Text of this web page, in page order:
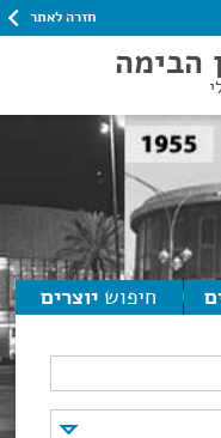
חזרה לאתר
הבימה
חיפוש יוצרים